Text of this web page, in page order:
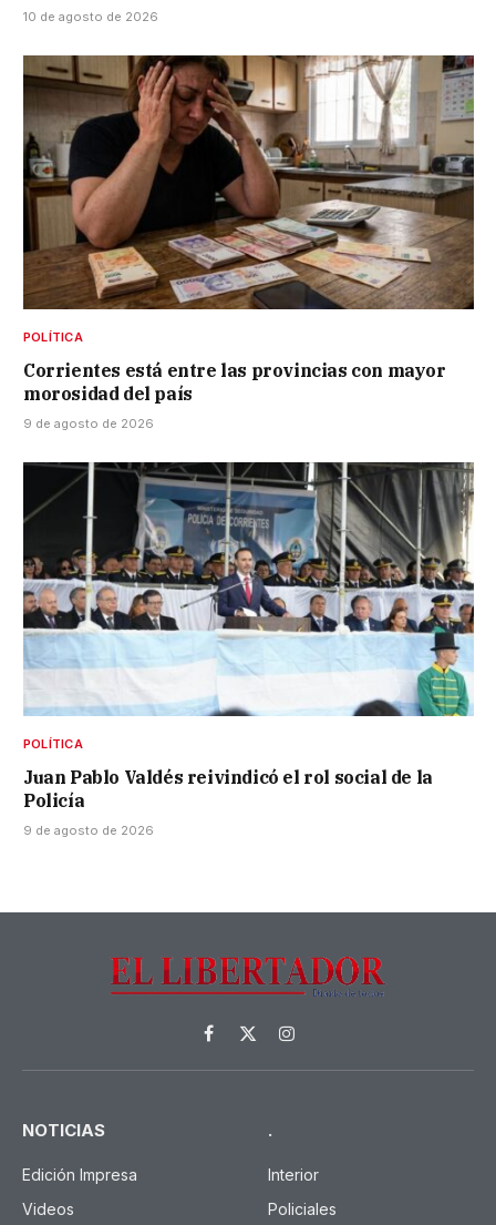
10 de agosto de 2026
POLÍTICA
Corrientes está entre las provincias con mayor
morosidad del país
9 de agosto de 2026
POLÍTICA
Juan Pablo Valdés reivindicó el rol social de la
Policía
9 de agosto de 2026
Facebook
X
(Twitter)
Instagram
NOTICIAS
Edición Impresa
Videos
.
Interior
Policiales